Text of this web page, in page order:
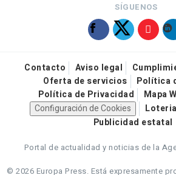
SÍGUENOS
Contacto Aviso legal
Oferta de servicios
Política
Política de Privacidad
Mapa
Configuración de Cookies
Publicidad estatal
Portal de actualidad y noticias de la
© 2026 Europa Press. Está expresamente